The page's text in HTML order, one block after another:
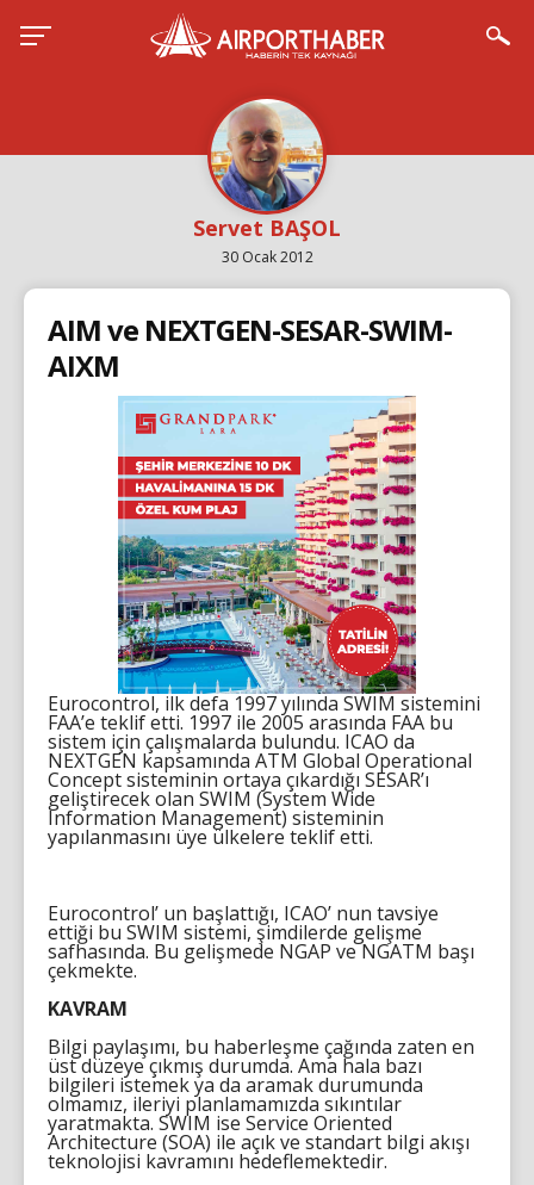
Servet BAŞOL
30 Ocak 2012
AIM ve NEXTGEN-SESAR-SWIM-
AIXM
Eurocontrol, ilk defa 1997 yılında SWIM sistemini
FAA’e teklif etti. 1997 ile 2005 arasında FAA bu
sistem için çalışmalarda bulundu. ICAO da
NEXTGEN kapsamında ATM Global Operational
Concept sisteminin ortaya çıkardığı SESAR’ı
geliştirecek olan SWIM (System Wide
Information Management) sisteminin
yapılanmasını üye ülkelere teklif etti.
Eurocontrol’ un başlattığı, ICAO’ nun tavsiye
ettiği bu SWIM sistemi, şimdilerde gelişme
safhasında. Bu gelişmede NGAP ve NGATM başı
çekmekte.
KAVRAM
Bilgi paylaşımı, bu haberleşme çağında zaten en
üst düzeye çıkmış durumda. Ama hala bazı
bilgileri istemek ya da aramak durumunda
olmamız, ileriyi planlamamızda sıkıntılar
yaratmakta. SWIM ise Service Oriented
Architecture (SOA) ile açık ve standart bilgi akışı
teknolojisi kavramını hedeflemektedir.